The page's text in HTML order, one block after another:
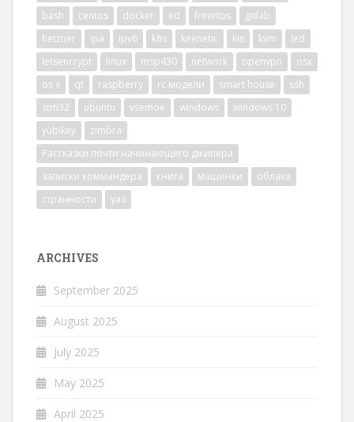
bash
centos docker ed freertos
gitlab
hetzner
ipa ipv6 k8s keenetic kis kvm
led
letsencrypt
linux msp430 network openvpn
osx
os x
qt raspberry rc модели smart house
ssh
stm32
ubuntu vsemoe windows
windows 10
yubikey
zimbra
Рассказки почти начинающего джипера
записки коммандера
книга машинки
облака
странности
уаз
ARCHIVES
September 2025
August 2025
July 2025
May 2025
April 2025